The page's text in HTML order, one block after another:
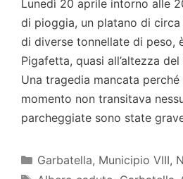
Lunedì 20 aprile intorno alle
di pioggia, un platano di
di diverse tonnellate di peso,
Pigafetta, quasi all’altezza
Una tragedia mancata
momento non transitava
parcheggiate sono state
Categorie
Garbatella, Municipio VIII,